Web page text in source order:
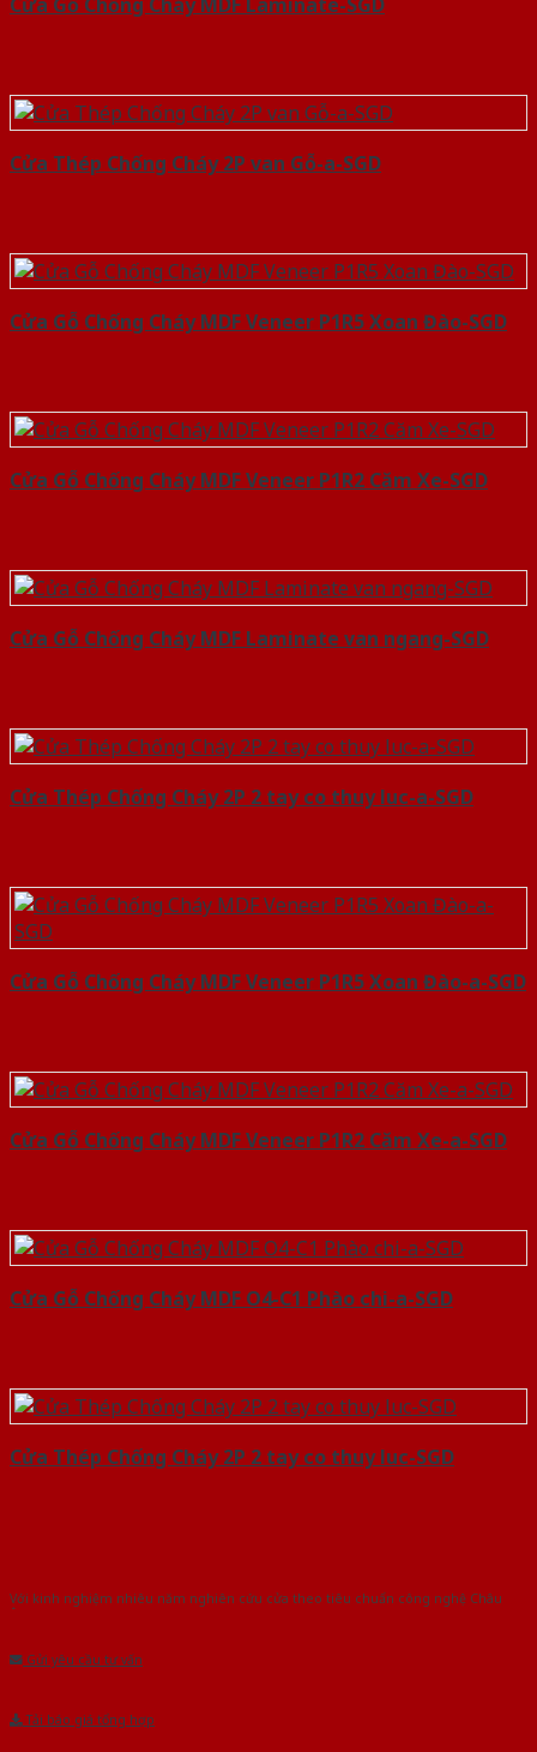
Cửa Thép Chống Cháy 2P van Gỗ-a-SGD
Cửa Gỗ Chống Cháy MDF Veneer P1R5 Xoan Đào-SGD
Cửa Gỗ Chống Cháy MDF Veneer P1R2 Căm Xe-SGD
Cửa Gỗ Chống Cháy MDF Laminate van ngang-SGD
Cửa Thép Chống Cháy 2P 2 tay co thuy luc-a-SGD
Cửa Gỗ Chống Cháy MDF Veneer P1R5 Xoan Đào-a-SGD
Cửa Gỗ Chống Cháy MDF Veneer P1R2 Căm Xe-a-SGD
Cửa Gỗ Chống Cháy MDF O4-C1 Phào chi-a-SGD
Cửa Thép Chống Cháy 2P 2 tay co thuy luc-SGD
Với kinh nghiệm nhiêu năm nghiên cứu cửa theo tiêu chuẩn công nghệ Châu
Gửi yêu cầu tư vấn
Tải báo giá tổng hợp